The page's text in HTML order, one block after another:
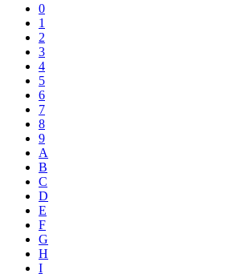
0
1
2
3
4
5
6
7
8
9
A
B
C
D
E
F
G
H
I